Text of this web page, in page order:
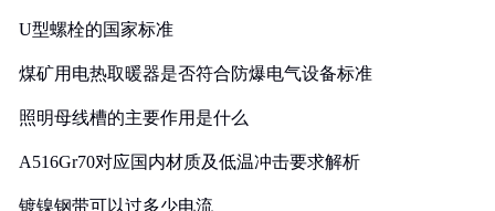
U型螺栓的国家标准
煤矿用电热取暖器是否符合防爆电气设备标准
照明母线槽的主要作用是什么
A516Gr70对应国内材质及低温冲击要求解析
镀镍钢带可以过多少电流